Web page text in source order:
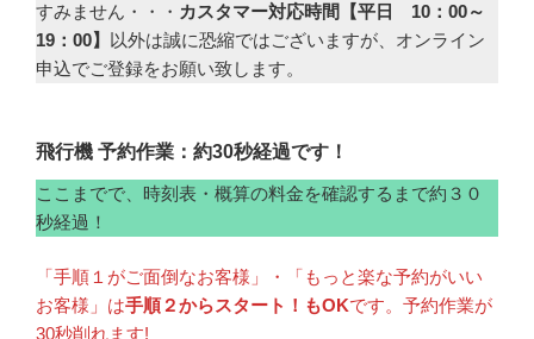
すみません・・・ カスタマー対応時間【平日 10：00～
19：00】
以外は誠に恐縮ではございますが、オンライン
申込でご登録をお願い致します。
飛行機 予約作業：約30秒経過です！
ここまでで、時刻表・概算の料金を確認するまで約３０
秒経過！
「手順１がご面倒なお客様」・「もっと楽な予約がいい
お客様」は手順２からスタート！もOKです。予約作業が
30秒削れます!